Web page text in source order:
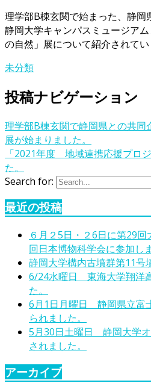
理学部B棟玄関で始まった、静岡
静岡大学キャンパスミュージア
の自然」展について紹介されてい
未分類
投稿ナビゲーション
理学部B棟玄関で静岡県との共同
展が始まりました。
「2021年度 地域連携応援プロ
た。
Search for:
最近の投稿
６月２5日・２6日に第29
回日本博物科学会に参加し
静岡大学構内古墳群第11号
6/24水曜日 東海大学翔洋
た。
6月1日月曜日 静岡県立富
られました。
5月30日土曜日 静岡大学
されました。
アーカイブ